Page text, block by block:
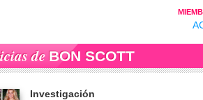
deBON SCOTT
Investigación